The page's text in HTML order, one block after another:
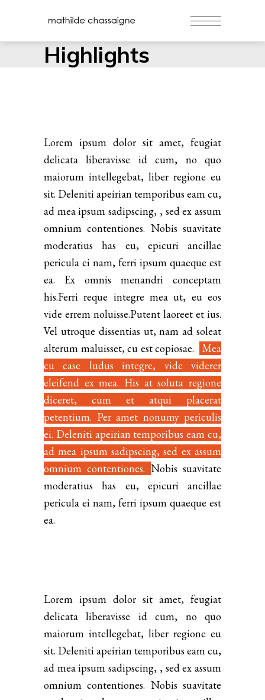
Highlights
Lorem ipsum dolor sit amet, feugiat
delicata liberavisse id cum, no quo
maiorum intellegebat, liber regione eu
sit. Deleniti apeirian temporibus eam cu,
ad mea ipsum sadipscing, , sed ex assum
omnium contentiones. Nobis suavitate
moderatius has eu, epicuri ancillae
pericula ei nam, ferri ipsum quaeque est
ea. Ex omnis menandri conceptam
his.Ferri reque integre mea ut, eu eos
vide errem noluisse.Putent laoreet et ius.
Vel utroque dissentias ut, nam ad soleat
alterum maluisset, cu est copiosae.
Mea
cu case ludus integre, vide viderer
eleifend ex mea. His at soluta regione
diceret, cum et atqui placerat
petentium. Per amet nonumy periculis
ei. Deleniti apeirian temporibus eam cu,
ad mea ipsum sadipscing, sed ex assum
omnium contentiones. Nobis suavitate
moderatius has eu, epicuri ancillae
pericula ei nam, ferri ipsum quaeque est
ea.
Lorem ipsum dolor sit amet, feugiat
delicata liberavisse id cum, no quo
maiorum intellegebat, liber regione eu
sit. Deleniti apeirian temporibus eam cu,
ad mea ipsum sadipscing, , sed ex assum
omnium contentiones. Nobis suavitate